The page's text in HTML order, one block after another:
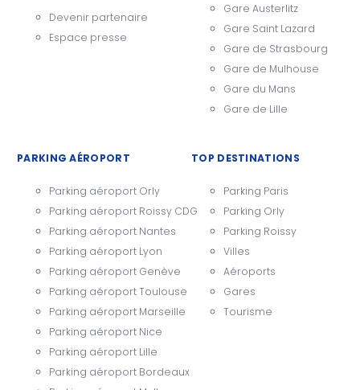
Devenir partenaire
Espace presse
Gare Austerlitz
Gare Saint Lazard
Gare de Strasbourg
Gare de Mulhouse
Gare du Mans
Gare de Lille
PARKING AÉROPORT
Parking aéroport Orly
Parking aéroport Roissy CDG
Parking aéroport Nantes
Parking aéroport Lyon
Parking aéroport Genève
Parking aéroport Toulouse
Parking aéroport Marseille
Parking aéroport Nice
Parking aéroport Lille
Parking aéroport Bordeaux
TOP DESTINATIONS
Parking Paris
Parking Orly
Parking Roissy
Villes
Aéroports
Gares
Tourisme